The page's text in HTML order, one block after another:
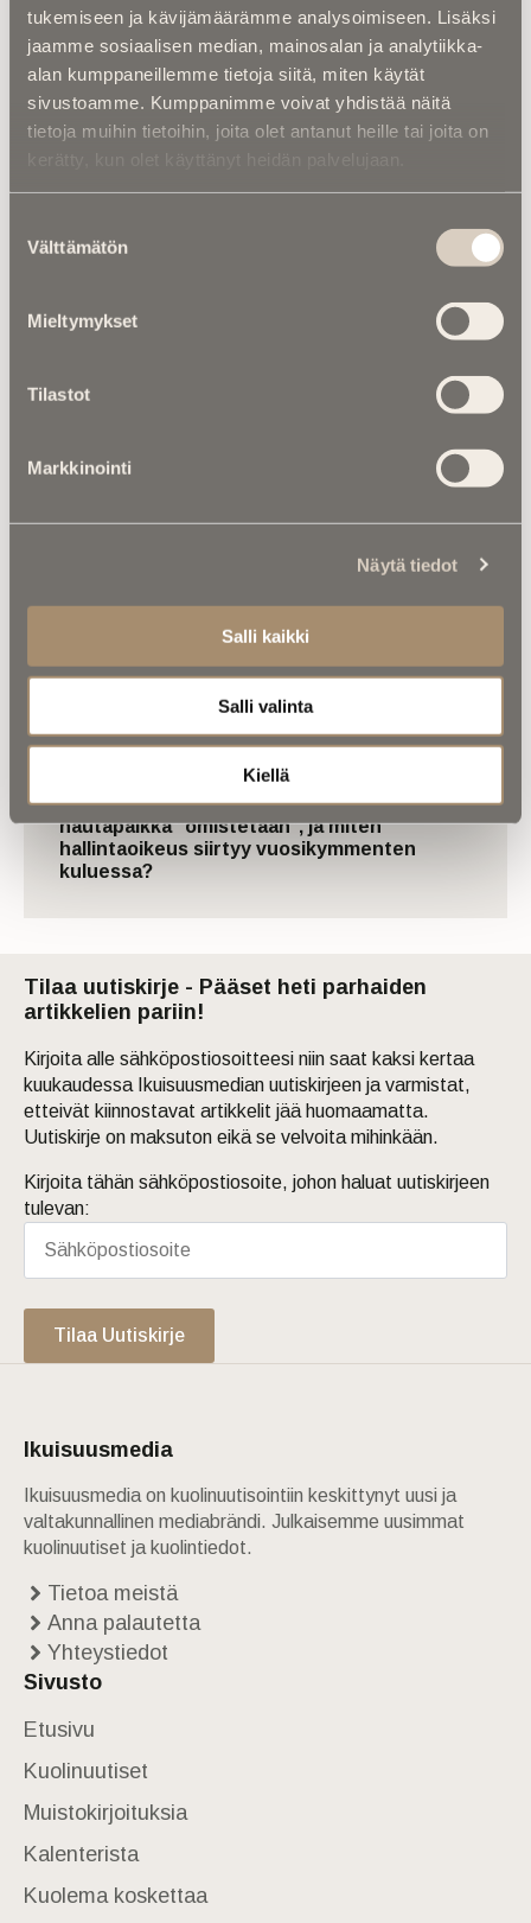
tukemiseen ja kävijämäärämme analysoimiseen. Lisäksi
jaamme sosiaalisen median, mainosalan ja analytiikka-
alan kumppaneillemme tietoja siitä, miten käytät
sivustoamme. Kumppanimme voivat yhdistää näitä
tietoja muihin tietoihin, joita olet antanut heille tai joita on
valinta
Välttämätön
Mieltymykset
Tilastot
Markkinointi
Näytä tiedot
Salli kaikki
Salli valinta
Kiellä
loputtoman kiehtovaa. Ja antaa meille jokaiselle toivoa
elämäänsä.
On hyvä muistaa surun hetkellä läheisen poisnukkuessa,
etteivät ne ole jäähyväiset. Vaan lupaus, että nähdään
Kirjoittaja on elämällä kasvatettu maanviljelijä
hiihtovaelluksella Lapissa
Kuolema koskettaa | RebelWerksin Aatu
“Mulla on ihan kiire elää”
Asiantuntijoilta | IM selvitti: Miten
hautapaikka ”omistetaan”, ja miten
hallintaoikeus siirtyy vuosikymmenten
kuluessa?
Tilaa uutiskirje - Pääset heti parhaiden
artikkelien pariin!
Kirjoita alle sähköpostiosoitteesi niin saat kaksi kertaa
kuukaudessa Ikuisuusmedian uutiskirjeen ja varmistat,
etteivät kiinnostavat artikkelit jää huomaamatta.
Uutiskirje on maksuton eikä se velvoita mihinkään.
Kirjoita tähän sähköpostiosoite, johon haluat uutiskirjeen
tulevan:
Tilaa Uutiskirje
Ikuisuusmedia
Ikuisuusmedia on kuolinuutisointiin keskittynyt uusi ja
valtakunnallinen mediabrändi. Julkaisemme uusimmat
kuolinuutiset ja kuolintiedot.
Tietoa meistä
Anna palautetta
Yhteystiedot
Sivusto
Etusivu
Kuolinuutiset
Muistokirjoituksia
Kalenterista
Kuolema koskettaa